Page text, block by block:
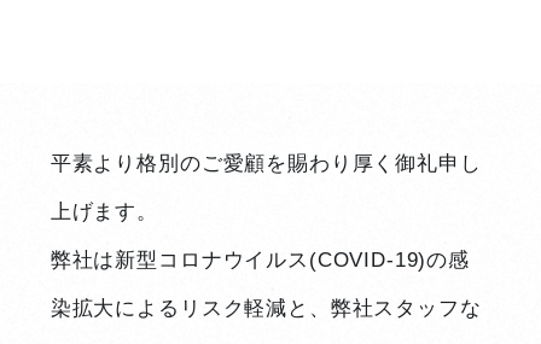
平素より格別のご愛顧を賜わり厚く御礼申し
上げます。
弊社は新型コロナウイルス(COVID-19)の感
染拡大によるリスク軽減と、弊社スタッフな